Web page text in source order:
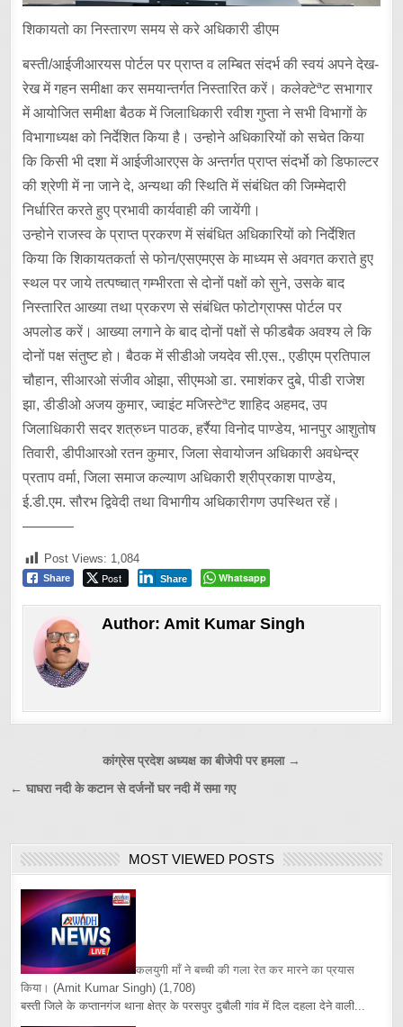
शिकायतो का निस्तारण समय से करे अधिकारी डीएम
बस्ती/आईजीआरयस पोर्टल पर प्राप्त व लम्बित संदर्भ की स्वयं अपने देख-
रेख में गहन समीक्षा कर समयान्तर्गत निस्तारित करें। कलेक्टेªट सभागार
में आयोजित समीक्षा बैठक में जिलाधिकारी रवीश गुप्ता ने सभी विभागों के
विभागाध्यक्ष को निर्देशित किया है। उन्होने अधिकारियों को सचेत किया
कि किसी भी दशा में आईजीआरएस के अन्तर्गत प्राप्त संदर्भो को डिफाल्टर
की श्रेणी में ना जाने दे, अन्यथा की स्थिति में संबंधित की जिम्मेदारी
निर्धारित करते हुए प्रभावी कार्यवाही की जायेंगी।
उन्होने राजस्व के प्राप्त प्रकरण में संबंधित अधिकारियों को निर्देशित
किया कि शिकायतकर्ता से फोन/एसएमएस के माध्यम से अवगत कराते हुए
स्थल पर जाये तत्पष्चात् गम्भीरता से दोनों पक्षों को सुने, उसके बाद
निस्तारित आख्या तथा प्रकरण से संबंधित फोटोग्राफ्स पोर्टल पर
अपलोड करें। आख्या लगाने के बाद दोनों पक्षों से फीडबैक अवश्य ले कि
दोनों पक्ष संतुष्ट हो। बैठक में सीडीओ जयदेव सी.एस., एडीएम प्रतिपाल
चौहान, सीआरओ संजीव ओझा, सीएमओ डा. रमाशंकर दुबे, पीडी राजेश
झा, डीडीओ अजय कुमार, ज्वाइंट मजिस्टेªट शाहिद अहमद, उप
जिलाधिकारी सदर शत्रुध्न पाठक, हर्रैया विनोद पाण्डेय, भानपुर आशुतोष
तिवारी, डीपीआरओ रतन कुमार, जिला सेवायोजन अधिकारी अवधेन्द्र
प्रताप वर्मा, जिला समाज कल्याण अधिकारी श्रीप्रकाश पाण्डेय,
ई.डी.एम. सौरभ द्विवेदी तथा विभागीय अधिकारीगण उपस्थित रहें।
———–
Post Views: 1,084
Share Post Share Whatsapp
Author: Amit Kumar Singh
navigation
कांग्रेस प्रदेश अध्यक्ष का बीजेपी पर हमला →
← घाघरा नदी के कटान से दर्जनों घर नदी में समा गए
MOST VIEWED POSTS
कलयुगी माँ ने बच्ची की गला रेत कर मारने का प्रयास
किया। (Amit Kumar Singh) (1,708)
बस्ती जिले के कप्तानगंज थाना क्षेत्र के परसपुर दुबौली गांव में दिल दहला देने वाली...